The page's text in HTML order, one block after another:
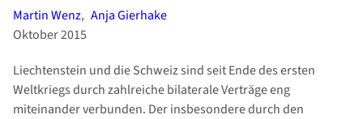
Martin Wenz, Anja Gierhake
Oktober 2015
Liechtenstein und die Schweiz sind seit Ende des ersten
Weltkriegs durch zahlreiche bilaterale Verträge eng
miteinander verbunden. Der insbesondere durch den